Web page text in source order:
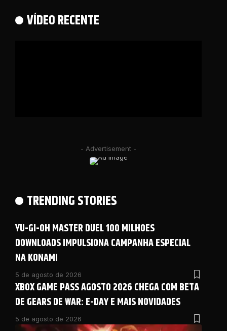
VÍDEO RECENTE
- Advertisement -
TRENDING STORIES
YU-GI-OH MASTER DUEL 100 MILHOES
DOWNLOADS IMPULSIONA CAMPANHA ESPECIAL
NA KONAMI
5 de agosto de 2026
XBOX GAME PASS AGOSTO 2026 CHEGA COM BETA
DE GEARS DE WAR: E-DAY E MAIS NOVIDADES
5 de agosto de 2026